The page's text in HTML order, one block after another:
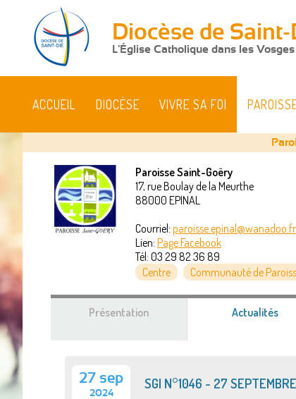
Diocèse de Saint-
L'Église Catholique dans les Vosges
ACCUEIL DIOCÈSE VIVRE SA FOI
Vous
êtes
Paroisse Saint-Goëry
17, rue Boulay de la Meurthe
88000 EPINAL
Courriel: paroisse.epinal@wanadoo.fr
Lien: Page Facebook
Tél: 03 29 82 36 89
Centre
Communauté de
Présentation Actualités
27 sep
2024
SGI N°1046 - 27